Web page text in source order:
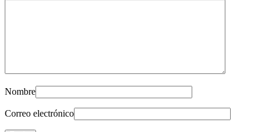
Nombre
Correo electrónico